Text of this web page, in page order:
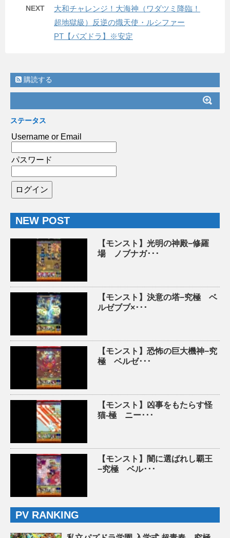
NEXT
大和チャレンジ！大海神（ワダツミ降臨！
超地獄級）反逆の熾天使・ルシファー
PT【パズドラ】※安定
購読する
ステータス
Username or Email
パスワード
NEW POST
【モンスト】光明の神殿−修羅
場 ノブナガ･･･
【モンスト】決意の塔−究極 ベ
ルゼブブ×･･･
【モンスト】恐怖の巨大機神−究
極 ベルゼ･･･
【モンスト】凶事をもたらす怪
猫-極 ニー･･･
【モンスト】闇に選ばれし覇王
−究極 ベル･･･
PV RANKING